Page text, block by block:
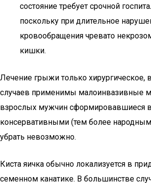
состояние требует срочной
поскольку при длительное
кровообращения чревато
кишки.
Лечение грыжи только хирургическое,
случаев применимы малоинвазивные
взрослых мужчин сформировавшиеся
консервативными (тем более
убрать невозможно.
Киста яичка обычно локализуется в
семенном канатике. В большинстве